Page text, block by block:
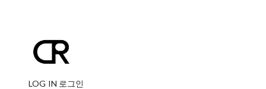
LOG IN 로그인